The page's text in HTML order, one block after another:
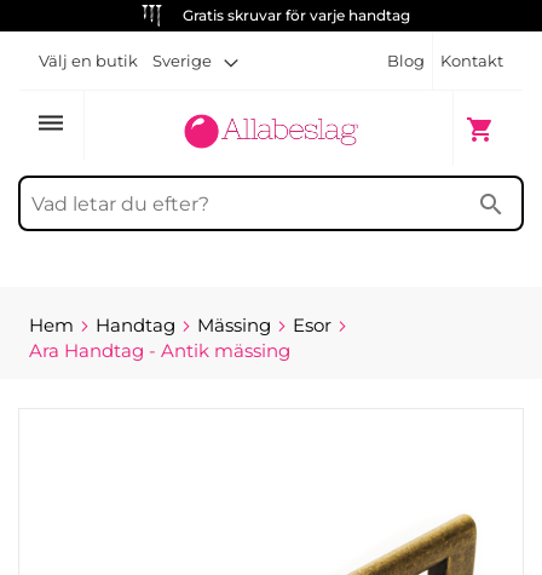
Gratis skruvar för varje handtag
Blog Kontakt
Välj en butik Sverige
dehaze shopping_cart
Min
search
Hem Handtag Mässing
Esor
Ara Handtag - Antik mässing